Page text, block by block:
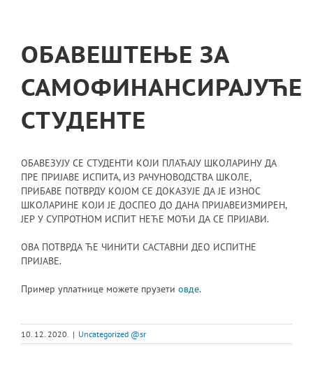
ОБАВЕШТЕЊЕ ЗА
САМОФИНАНСИРАЈУЋЕ
СТУДЕНТЕ
ОБАВЕЗУЈУ СЕ СТУДЕНТИ КОЈИ ПЛАЋАЈУ ШКОЛАРИНУ ДА
ПРЕ ПРИЈАВЕ ИСПИТА, ИЗ РАЧУНОВОДСТВА ШКОЛЕ,
ПРИБАВЕ ПОТВРДУ КОЈОМ СЕ ДОКАЗУЈЕ ДА ЈЕ ИЗНОС
ШКОЛАРИНЕ КОЈИ ЈЕ ДОСПЕО ДО ДАНА ПРИЈАВЕИЗМИРЕН,
ЈЕР У СУПРОТНОМ ИСПИТ НЕЋЕ МОЋИ ДА СЕ ПРИЈАВИ.
ОВА ПОТВРДА ЋЕ ЧИНИТИ САСТАВНИ ДЕО ИСПИТНЕ
ПРИЈАВЕ.
Пример уплатнице можете прузети овде.
10. 12. 2020. | Uncategorized @sr